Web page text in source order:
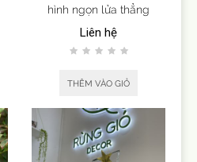
hình ngọn lửa thẳng
Liên hệ
THÊM VÀO GIỎ